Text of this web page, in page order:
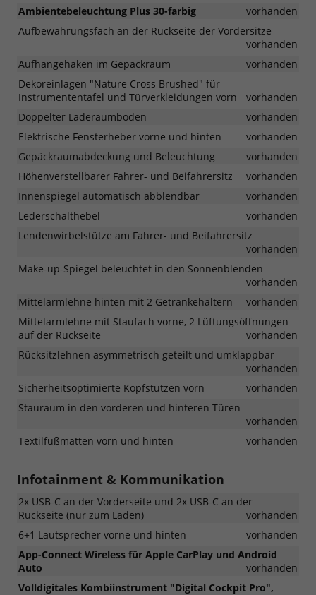
Ambientebeleuchtung Plus 30-farbig
vorhanden
Aufbewahrungsfach an der Rückseite der Vordersitze
vorhanden
Aufhängehaken im Gepäckraum
vorhanden
Dekoreinlagen "Nature Cross Brushed" für
Instrumententafel und Türverkleidungen vorn
vorhanden
Doppelter Laderaumboden
vorhanden
Elektrische Fensterheber vorne und hinten
vorhanden
Gepäckraumabdeckung und Beleuchtung
vorhanden
Höhenverstellbarer Fahrer- und Beifahrersitz
vorhanden
Innenspiegel automatisch abblendbar
vorhanden
Lederschalthebel
vorhanden
Lendenwirbelstütze am Fahrer- und Beifahrersitz
vorhanden
Make-up-Spiegel beleuchtet in den Sonnenblenden
vorhanden
Mittelarmlehne hinten mit 2 Getränkehaltern
vorhanden
Mittelarmlehne mit Staufach vorne, 2 Lüftungsöffnungen
auf der Rückseite
vorhanden
Rücksitzlehnen asymmetrisch geteilt und umklappbar
vorhanden
Sicherheitsoptimierte Kopfstützen vorn
vorhanden
Stauraum in den vorderen und hinteren Türen
vorhanden
Textilfußmatten vorn und hinten
vorhanden
Infotainment & Kommunikation
2x USB-C an der Vorderseite und 2x USB-C an der
Rückseite (nur zum Laden)
vorhanden
6+1 Lautsprecher vorne und hinten
vorhanden
App-Connect Wireless für Apple CarPlay und Android
Auto
vorhanden
Volldigitales Kombiinstrument "Digital Cockpit Pro",